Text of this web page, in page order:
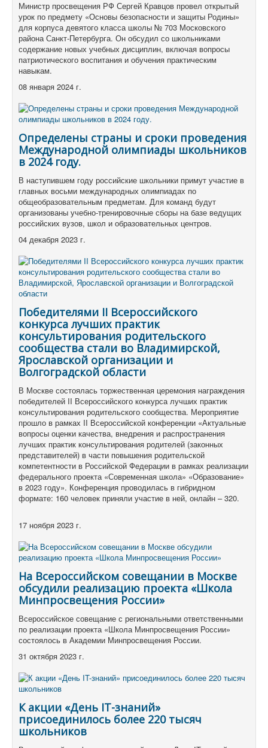
Министр просвещения РФ Сергей Кравцов провел открытый
урок по предмету «Основы безопасности и защиты Родины»
для корпуса девятого класса школы № 703 Московского
района Санкт-Петербурга. Он обсудил со школьниками
содержание новых учебных дисциплин, включая вопросы
патриотического воспитания и обучения практическим
навыкам.
08 января 2024 г.
Определены страны и сроки проведения
Международной олимпиады школьников
в 2024 году.
В наступившем году российские школьники примут участие в
главных восьми международных олимпиадах по
общеобразовательным предметам. Для команд будут
организованы учебно-тренировочные сборы на базе ведущих
российских вузов, школ и образовательных центров.
04 декабря 2023 г.
Победителями II Всероссийского
конкурса лучших практик
консультирования родительского
сообщества стали во Владимирской,
Ярославской организации и
Волгоградской области
В Москве состоялась торжественная церемония награждения
победителей II Всероссийского конкурса лучших практик
консультирования родительского сообщества. Мероприятие
прошло в рамках II Всероссийской конференции «Актуальные
вопросы оценки качества, внедрения и распространения
лучших практик консультирования родителей (законных
представителей) в части повышения родительской
компетентности в Российской Федерации в рамках реализации
федерального проекта «Современная школа» «Образование»
в 2023 году». Конференция проводилась в гибридном
формате: 160 человек приняли участие в ней, онлайн – 320.
17 ноября 2023 г.
На Всероссийском совещании в Москве
обсудили реализацию проекта «Школа
Минпросвещения России»
Всероссийское совещание с региональными ответственными
по реализации проекта «Школа Минпросвещения России»
состоялось в Академии Минпросвещения России.
31 октября 2023 г.
К акции «День IT-знаний»
присоединилось более 220 тысяч
школьников